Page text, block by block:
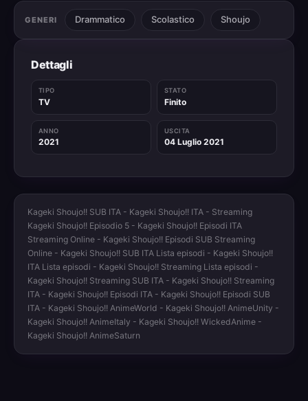
GENERI Drammatico Scolastico Shoujo
Dettagli
TIPO
TV
STATO
Finito
ANNO
2021
USCITA
04 Luglio 2021
Kageki Shoujo!! SUB ITA - Kageki Shoujo!! ITA - Streaming
Kageki Shoujo!! Episodio 5 - Kageki Shoujo!! Episodi ITA
Streaming Online - Kageki Shoujo!! Episodi SUB Streaming
Online - Kageki Shoujo!! SUB ITA Lista episodi - Kageki Shoujo!!
ITA Lista episodi - Kageki Shoujo!! Streaming Lista episodi -
Kageki Shoujo!! Streaming SUB ITA - Kageki Shoujo!! Streaming
ITA - Kageki Shoujo!! Episodi ITA - Kageki Shoujo!! Episodi SUB
ITA - Kageki Shoujo!! AnimeWorld - Kageki Shoujo!! AnimeUnity -
Kageki Shoujo!! AnimeItaly - Kageki Shoujo!! WickedAnime -
Kageki Shoujo!! AnimeSaturn